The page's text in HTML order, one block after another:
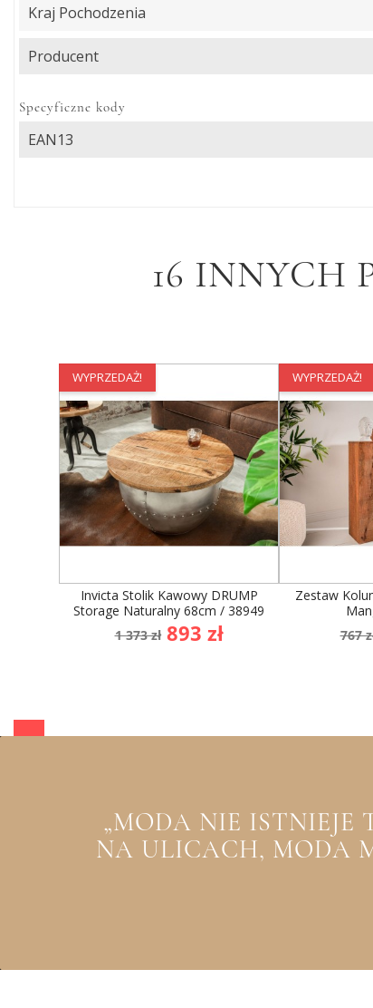
Kraj Pochodzenia
Producent
Specyficzne kody
EAN13
16 INNYCH
WYPRZEDAŻ!
Invicta Stolik Kawowy DRUMP
Storage Naturalny 68cm / 38949
Cena
podstawowa
1 373 zł Cena
893 zł
WYPRZEDAŻ!
Zestaw
767
„MODA NIE
NA ULICACH, MODA